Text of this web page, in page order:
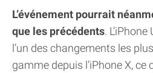
L’événement pourrait
que les précédents.
l’un des changements les
gamme depuis l’iPhone X, ce